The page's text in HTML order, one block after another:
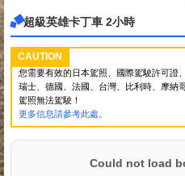
超級英雄卡丁車 2小時
CAUTION
您需要有效的日本駕照、國際駕駛許可證
瑞士、德國、法國、台灣、比利時、摩納
駕照無法駕駛！
更多信息請參考此處。
Could not load